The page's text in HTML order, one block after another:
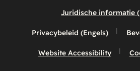
Juridische informatie
Privacybeleid (Engels)
Website Accessibility